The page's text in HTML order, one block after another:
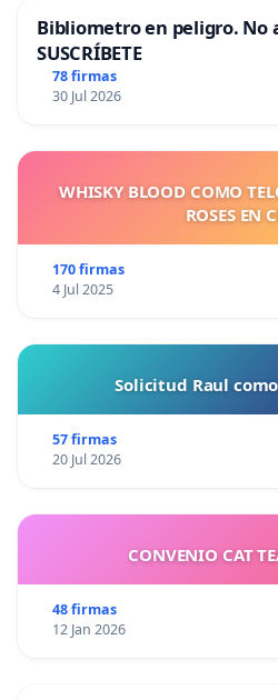
Bibliometro en peligro. No
SUSCRÍBETE
78 firmas
30 Jul 2026
WHISKY BLOOD COMO
ROSES EN
170 firmas
4 Jul 2025
Solicitud Raul
57 firmas
20 Jul 2026
CONVENIO CAT
48 firmas
12 Jan 2026